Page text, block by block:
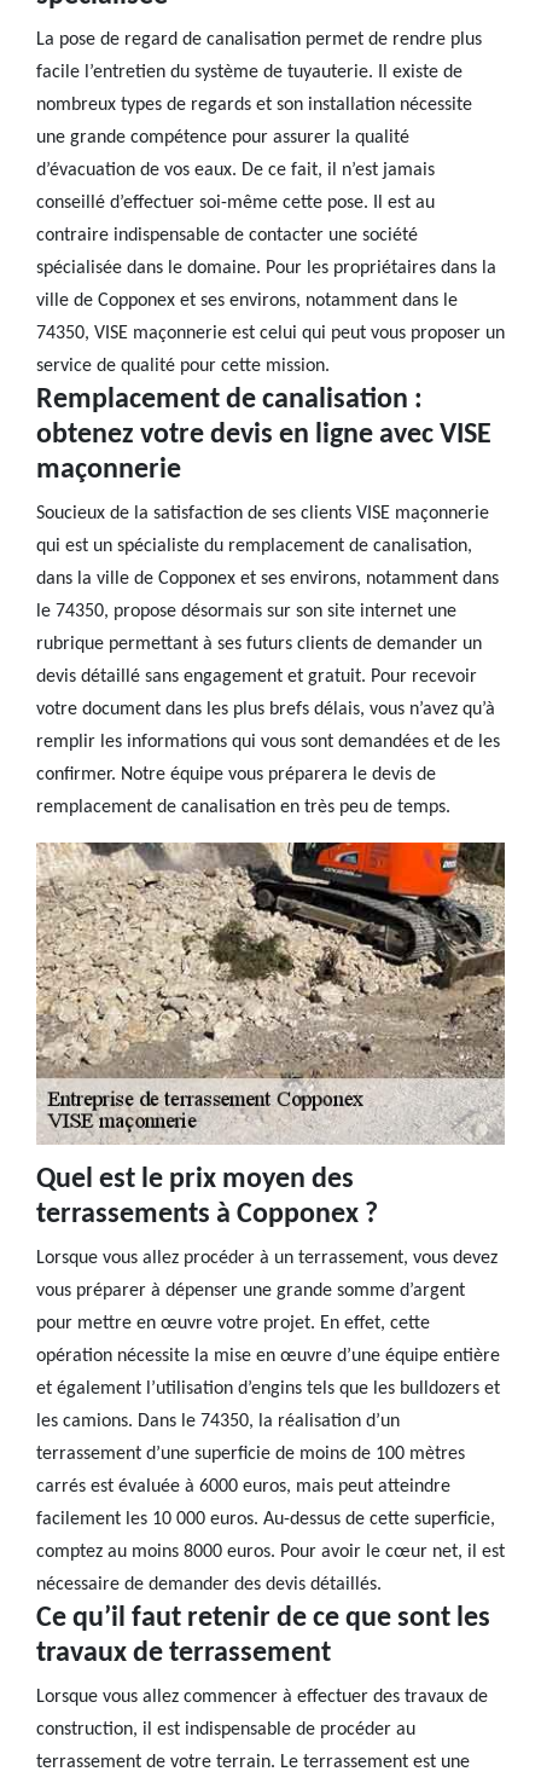
La pose de regard de canalisation permet de rendre plus
facile l’entretien du système de tuyauterie. Il existe de
nombreux types de regards et son installation nécessite
une grande compétence pour assurer la qualité
d’évacuation de vos eaux. De ce fait, il n’est jamais
conseillé d’effectuer soi-même cette pose. Il est au
contraire indispensable de contacter une société
spécialisée dans le domaine. Pour les propriétaires dans la
ville de Copponex et ses environs, notamment dans le
74350, VISE maçonnerie est celui qui peut vous proposer un
service de qualité pour cette mission.
Remplacement de canalisation :
obtenez votre devis en ligne avec VISE
maçonnerie
Soucieux de la satisfaction de ses clients VISE maçonnerie
qui est un spécialiste du remplacement de canalisation,
dans la ville de Copponex et ses environs, notamment dans
le 74350, propose désormais sur son site internet une
rubrique permettant à ses futurs clients de demander un
devis détaillé sans engagement et gratuit. Pour recevoir
votre document dans les plus brefs délais, vous n’avez qu’à
remplir les informations qui vous sont demandées et de les
confirmer. Notre équipe vous préparera le devis de
remplacement de canalisation en très peu de temps.
Quel est le prix moyen des
terrassements à Copponex ?
Lorsque vous allez procéder à un terrassement, vous devez
vous préparer à dépenser une grande somme d’argent
pour mettre en œuvre votre projet. En effet, cette
opération nécessite la mise en œuvre d’une équipe entière
et également l’utilisation d’engins tels que les bulldozers et
les camions. Dans le 74350, la réalisation d’un
terrassement d’une superficie de moins de 100 mètres
carrés est évaluée à 6000 euros, mais peut atteindre
facilement les 10 000 euros. Au-dessus de cette superficie,
comptez au moins 8000 euros. Pour avoir le cœur net, il est
nécessaire de demander des devis détaillés.
Ce qu’il faut retenir de ce que sont les
travaux de terrassement
Lorsque vous allez commencer à effectuer des travaux de
construction, il est indispensable de procéder au
terrassement de votre terrain. Le terrassement est une